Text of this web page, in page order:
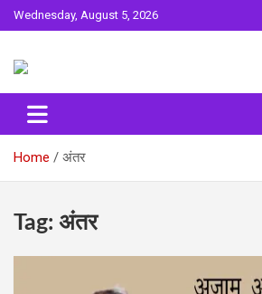
Skip
to
Wednesday, August 5, 2026
Surta
Home अंतर
Tag: अंतर